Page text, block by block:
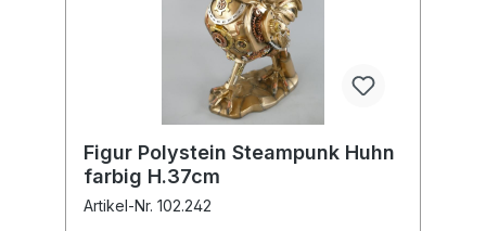
Figur Polystein Steampunk Huhn
farbig H.37cm
Artikel-Nr. 102.242